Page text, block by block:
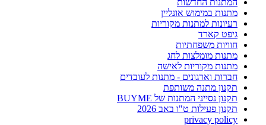
המתנות החדשות
מתנות במימוש אונליין
רעיונות למתנות מקוריות
גיפט קארד
חוויות משפחתיות
מתנות מומלצות לחג
מתנות מקוריות לאישה
חברות וארגונים - מתנות לעובדים
תקנון מתנה משותפת
תקנון נסייני המתנות של BUYME
תקנון פעילות ט"ו באב 2026
privacy policy